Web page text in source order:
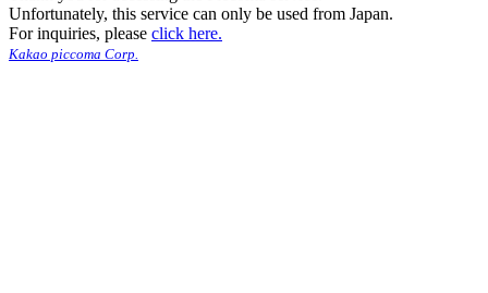
Unfortunately, this service can only be used from Japan.
For inquiries, please click here.
Kakao piccoma Corp.